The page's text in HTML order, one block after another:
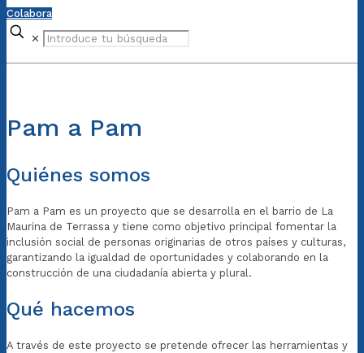
Colabora
✕
Pam a Pam
Quiénes somos
Pam a Pam es un proyecto que se desarrolla en el barrio de La
Maurina de Terrassa y tiene como objetivo principal fomentar la
inclusión social de personas originarias de otros países y culturas,
garantizando la igualdad de oportunidades y colaborando en la
construcción de una ciudadanía abierta y plural.
Qué hacemos
A través de este proyecto se pretende ofrecer las herramientas y